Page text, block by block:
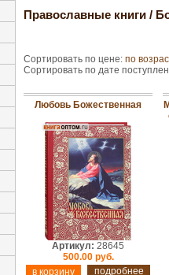
Православные книги /
Сортировать по цене: по
Сортировать по дате
Любовь Божественная
Артикул: 28645
500.00 руб.
подробнее